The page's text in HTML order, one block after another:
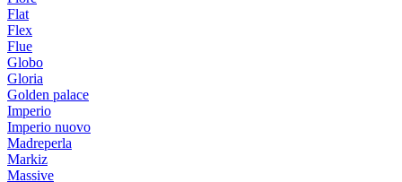
Flat
Flex
Flue
Globo
Gloria
Golden palace
Imperio
Imperio nuovo
Madreperla
Markiz
Massive